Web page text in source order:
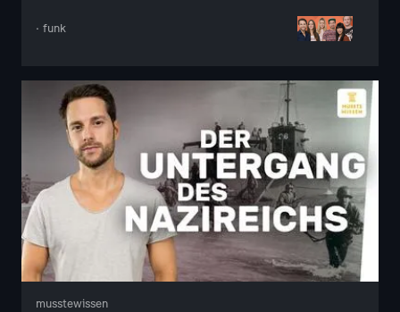
· funk
musstewissen